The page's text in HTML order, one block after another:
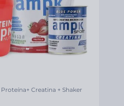
Creatina + Shaker